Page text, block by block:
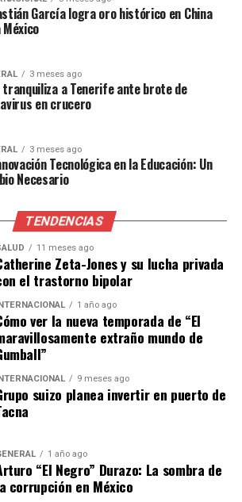
Barcelona.
está siendo utilizada para
infecciosas, lo que
de salud pública responder de
y efectiva.
de
IA está haciendo una diferencia
de tratamientos. Al
y de estilo de vida, los sistemas
a diseñar terapias adaptadas a las
de cada paciente. Esto no solo
del tratamiento, sino que también
secundarios.
investigadora en biotecnología,
personalizada es el futuro, y la
clave para hacerla realidad.
los tratamientos se vuelven más
gracias a estas tecnologías.”
García logra oro histórico en China
3 meses ago
tranquiliza a Tenerife ante brote de
en crucero
3 meses ago
Tecnológica en la Educación: Un
Necesario
TENDENCIAS
11 meses ago
Zeta-Jones y su lucha privada
el trastorno bipolar
INTERNACIONAL 1 año ago
ver la nueva temporada de “El
extraño mundo de
INTERNACIONAL 9 meses ago
suizo planea invertir en puerto de
1 año ago
“El Negro” Durazo: La sombra de
corrupción en México